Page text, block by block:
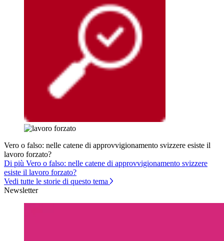
Vero o falso: nelle catene di approvvigionamento svizzere esiste il
lavoro forzato?
Di più Vero o falso: nelle catene di approvvigionamento svizzere
esiste il lavoro forzato?
Vedi tutte le storie di questo tema
Newsletter